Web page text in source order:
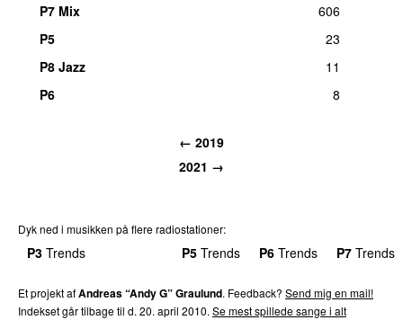
P7 Mix
606
P5
23
P8 Jazz
11
P6
8
← 2019
2021 →
Dyk ned i musikken på flere radiostationer:
P3 Trends P5 Trends P6 Trends P7 Trends
Et projekt afAndreas “Andy G” Graulund. Feedback? Send mig en mail!
Indekset går tilbage til d. 20. april 2010. Se mest spillede sange i alt